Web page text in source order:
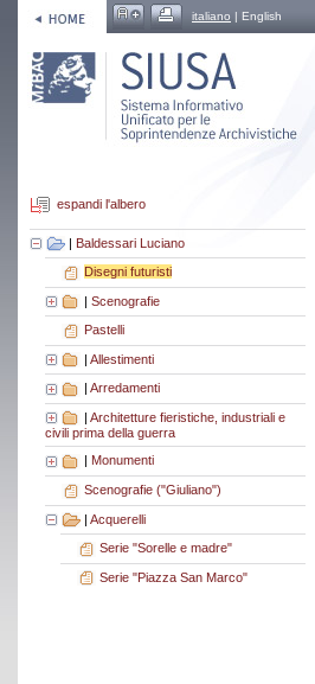
italiano | English
espandi l'albero
| Baldessari Luciano
Disegni futuristi
| Scenografie
Pastelli
| Allestimenti
Arredamenti
| Architetture fieristiche, industriali e
civili prima della guerra
Monumenti
Scenografie ("Giuliano")
| Acquerelli
Serie "Sorelle e madre"
Serie "Piazza San Marco"